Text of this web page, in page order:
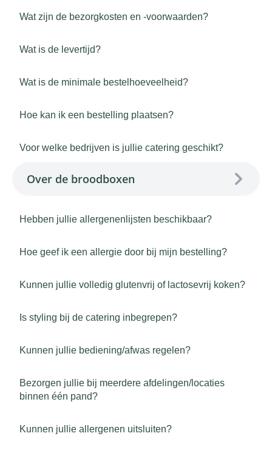
Wat zijn de bezorgkosten en -voorwaarden?
Wat is de levertijd?
Wat is de minimale bestelhoeveelheid?
Hoe kan ik een bestelling plaatsen?
Voor welke bedrijven is jullie catering geschikt?
Over de broodboxen
Hebben jullie allergenenlijsten beschikbaar?
Hoe geef ik een allergie door bij mijn bestelling?
Kunnen jullie volledig glutenvrij of lactosevrij koken?
Is styling bij de catering inbegrepen?
Kunnen jullie bediening/afwas regelen?
Bezorgen jullie bij meerdere afdelingen/locaties
binnen één pand?
Kunnen jullie allergenen uitsluiten?